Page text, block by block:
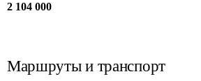
2 104 000
Маршруты и транспорт